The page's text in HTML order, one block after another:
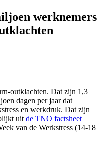
werknemers
outklachten. Dat zijn 1,3
dagen per jaar dat
en werkdruk. Dat zijn
uit de TNO factsheet
van de Werkstress (14-18